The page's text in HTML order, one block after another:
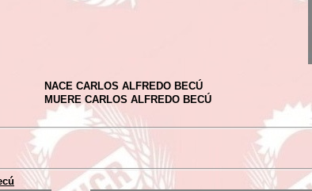
NACE CARLOS ALFREDO BECÚ
MUERE CARLOS ALFREDO BECÚ